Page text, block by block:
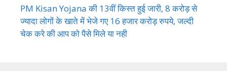
PM Kisan Yojana की 13वीं किस्त हुई जारी, 8 करोड़ से
ज्यादा लोगों के खाते में भेजे गए 16 हजार करोड़ रुपये, जल्दी
चेक करे की आप को पैसे मिले या नही